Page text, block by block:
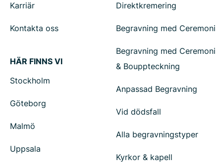
Karriär
Kontakta oss
HÄR FINNS VI
Stockholm
Göteborg
Malmö
Uppsala
Direktkremering
Begravning med Ceremoni
Begravning med Ceremoni
& Bouppteckning
Anpassad Begravning
Vid dödsfall
Alla begravningstyper
Kyrkor & kapell